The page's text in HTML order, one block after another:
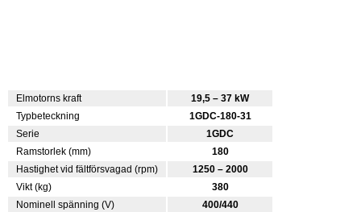
Elmotorns kraft
19,5 – 37 kW
Typbeteckning
1GDC-180-31
Serie
1GDC
Ramstorlek (mm)
180
Hastighet vid fältförsvagad (rpm)
1250 – 2000
Vikt (kg)
380
Nominell spänning (V)
400/440